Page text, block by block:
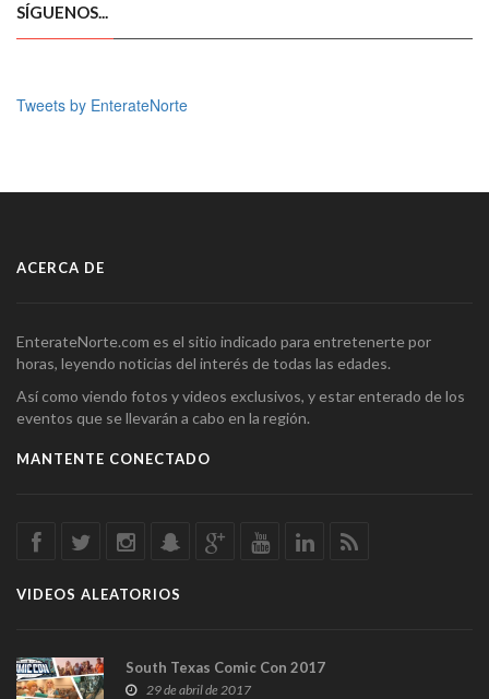
SÍGUENOS...
Tweets by EnterateNorte
ACERCA DE
EnterateNorte.com es el sitio indicado para entretenerte por
horas, leyendo noticias del interés de todas las edades.
Así como viendo fotos y videos exclusivos, y estar enterado de los
eventos que se llevarán a cabo en la región.
MANTENTE CONECTADO
VIDEOS ALEATORIOS
South Texas Comic Con 2017
29 de abril de 2017